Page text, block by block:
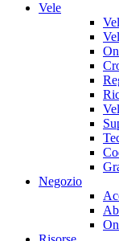
Vele
Negozio